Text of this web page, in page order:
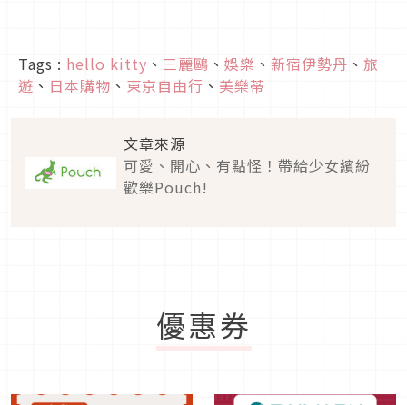
Tags : hello kitty 、 三麗鷗 、 娛樂 、 新宿伊勢丹 、 旅
遊 、 日本購物 、 東京自由行 、 美樂蒂
文章來源
可愛、開心、有點怪！帶給少女繽紛
歡樂Pouch!
優惠券